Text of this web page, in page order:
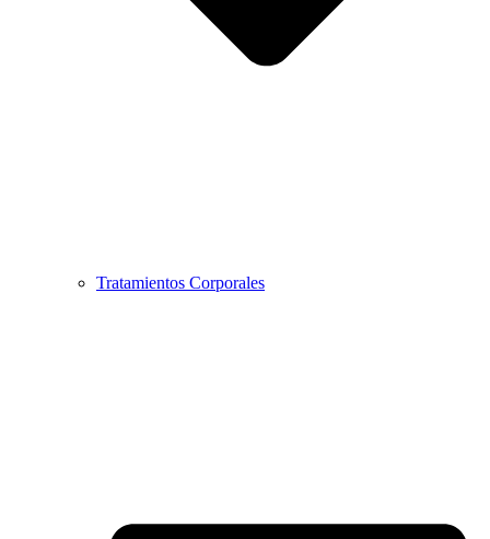
Tratamientos Corporales